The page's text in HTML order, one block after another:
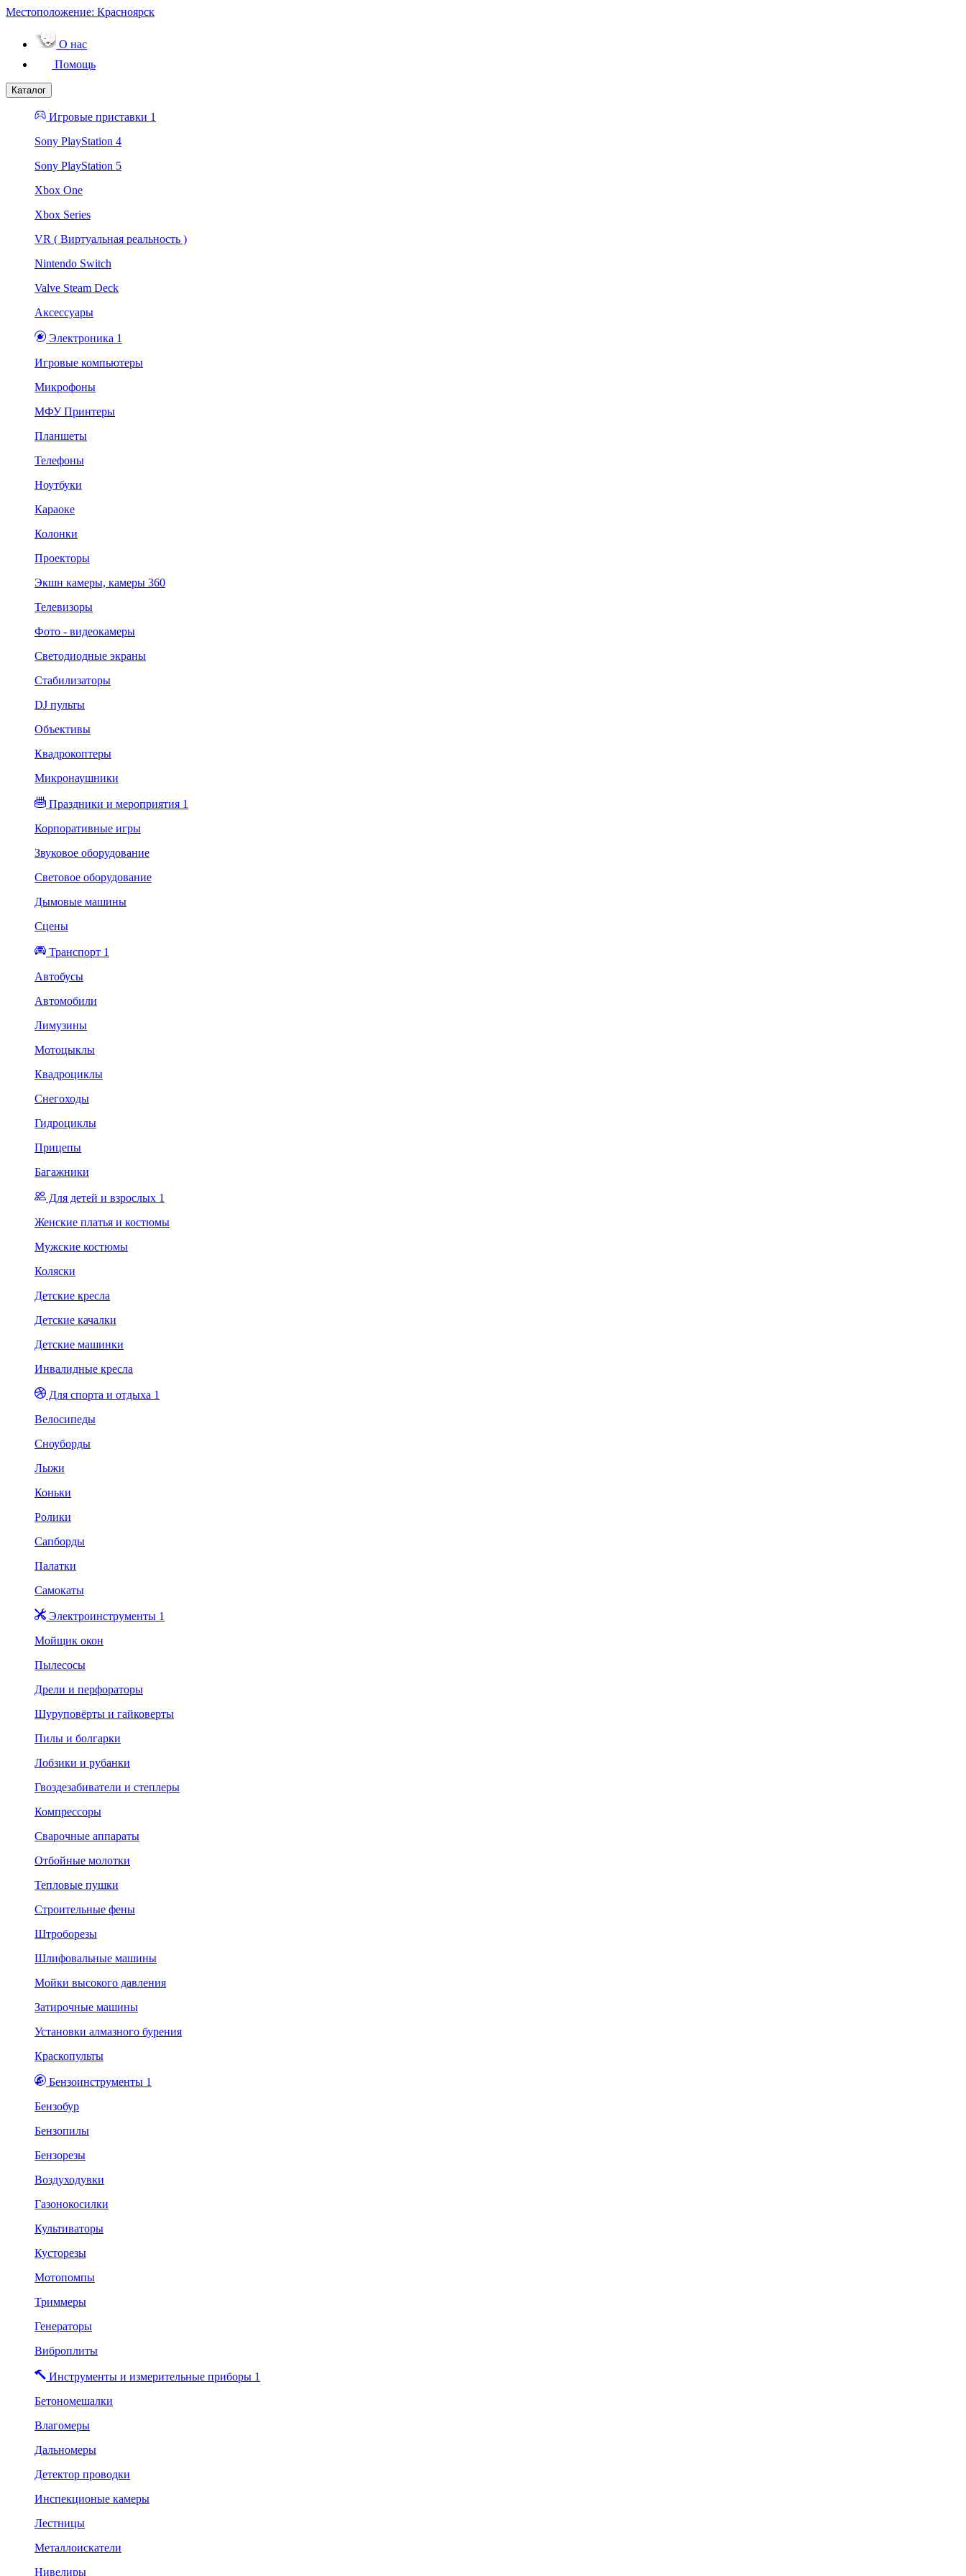
Местоположение: Красноярск
О нас
Помощь
Каталог
Игровые приставки 1
Sony PlayStation 4
Sony PlayStation 5
Xbox One
Xbox Series
VR ( Виртуальная реальность )
Nintendo Switch
Valve Steam Deck
Аксессуары
Электроника 1
Игровые компьютеры
Микрофоны
МФУ Принтеры
Планшеты
Телефоны
Ноутбуки
Караоке
Колонки
Проекторы
Экшн камеры, камеры 360
Телевизоры
Фото - видеокамеры
Светодиодные экраны
Стабилизаторы
DJ пульты
Объективы
Квадрокоптеры
Микронаушники
Праздники и мероприятия 1
Корпоративные игры
Звуковое оборудование
Световое оборудование
Дымовые машины
Сцены
Транспорт 1
Автобусы
Автомобили
Лимузины
Мотоцыклы
Квадроциклы
Снегоходы
Гидроциклы
Прицепы
Багажники
Для детей и взрослых 1
Женские платья и костюмы
Мужские костюмы
Коляски
Детские кресла
Детские качалки
Детские машинки
Инвалидные кресла
Для спорта и отдыха 1
Велосипеды
Сноуборды
Лыжи
Коньки
Ролики
Сапборды
Палатки
Самокаты
Электроинструменты 1
Мойщик окон
Пылесосы
Дрели и перфораторы
Шуруповёрты и гайковерты
Пилы и болгарки
Лобзики и рубанки
Гвоздезабиватели и степлеры
Компрессоры
Сварочные аппараты
Отбойные молотки
Тепловые пушки
Строительные фены
Штроборезы
Шлифовальные машины
Мойки высокого давления
Затирочные машины
Установки алмазного бурения
Краскопульты
Бензоинструменты 1
Бензобур
Бензопилы
Бензорезы
Воздуходувки
Газонокосилки
Культиваторы
Кусторезы
Мотопомпы
Триммеры
Генераторы
Виброплиты
Инструменты и измерительные приборы 1
Бетономешалки
Влагомеры
Дальномеры
Детектор проводки
Инспекционые камеры
Лестницы
Металлоискатели
Нивелиры